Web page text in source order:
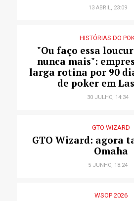
13 ABRIL, 23:09
HISTÓRIAS DO
"Ou faço essa
nunca mais":
larga rotina por 90
de poker em
30 JULHO, 14:34
GTO WIZARD
GTO Wizard: agora
Omaha
5 JUNHO, 18:24
WSOP 2026